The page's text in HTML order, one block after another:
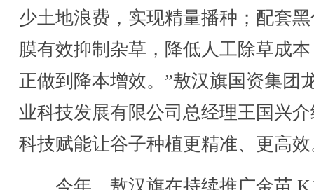
少土地浪费，实现精量播种；配套
膜有效抑制杂草，降低人工除草成
正做到降本增效。”敖汉旗国资集团
业科技发展有限公司总经理王国兴
科技赋能让谷子种植更精准、更高